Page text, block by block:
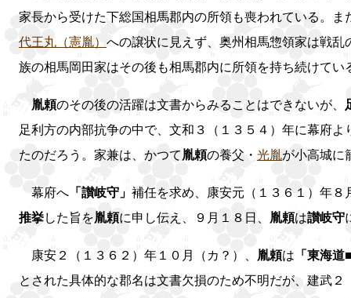
家長から受けた下総国相馬郡内の所領も喪われている。ま
代王丸（憲胤） への譲状に見えず、奥州相馬惣領家は戦乱
族の相馬岡田家はその後も相馬郡内に所領を持ち続けてい
胤頼のその後の活躍は文書からみることはできないが、
足利方の内部抗争の中で、文和３（１３５４）年に幕府よ
たのだろう。家兼は、かつて 胤頼の養父・ 光胤が小高城に
幕府へ 「讃岐守」 補任を求め、康安元（１３６１）年８
推挙した旨を胤頼に申し伝え、９月１８日、 胤頼は讃岐守
康安２（１３６２）年１０月（カ？）、 胤頼は 「東海
とされた具体的な郡名は文書欠損のため不明だが、建武